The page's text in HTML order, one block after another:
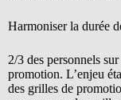
Harmoniser la durée
2/3 des personnels
promotion. L’enjeu
des grilles de